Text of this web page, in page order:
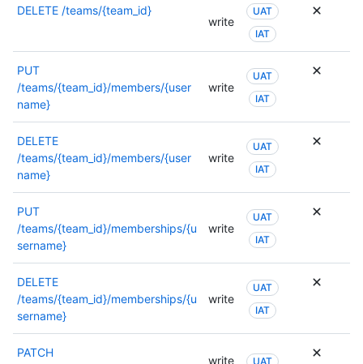
DELETE /teams/{team_id}
write
UAT
IAT
PUT
/teams/{team_id}/members/{user
name}
write
UAT
IAT
DELETE
/teams/{team_id}/members/{user
name}
write
UAT
IAT
PUT
/teams/{team_id}/memberships/{u
sername}
write
UAT
IAT
DELETE
/teams/{team_id}/memberships/{u
sername}
write
UAT
IAT
PATCH
write UAT